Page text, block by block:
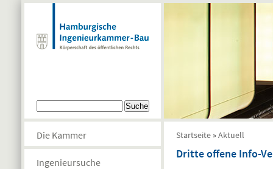
Direkt zum Inhalt
Suchformular
Die Kammer
Ingenieursuche
Sie sind hier
Startseite »Aktuell
Dritte offene Info-